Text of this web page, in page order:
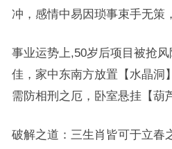
冲，感情中易因琐事束手无策
事业运势上,50岁后项目被抢
佳，家中东南方放置【水晶洞
需防相刑之厄，卧室悬挂【葫
破解之道：三生肖皆可于立春